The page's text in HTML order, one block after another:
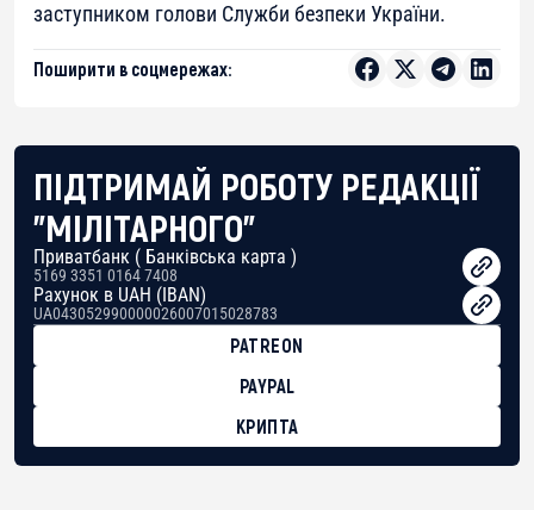
заступником голови Служби безпеки України.
Поширити в соцмережах:
ПІДТРИМАЙ РОБОТУ РЕДАКЦІЇ
"МІЛІТАРНОГО"
Приватбанк ( Банківська карта )
5169 3351 0164 7408
Рахунок в UAH (IBAN)
UA043052990000026007015028783
PATREON
PAYPAL
КРИПТА